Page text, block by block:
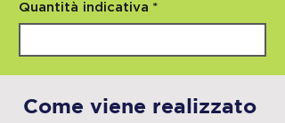
Quantità indicativa *
Come viene realizzato